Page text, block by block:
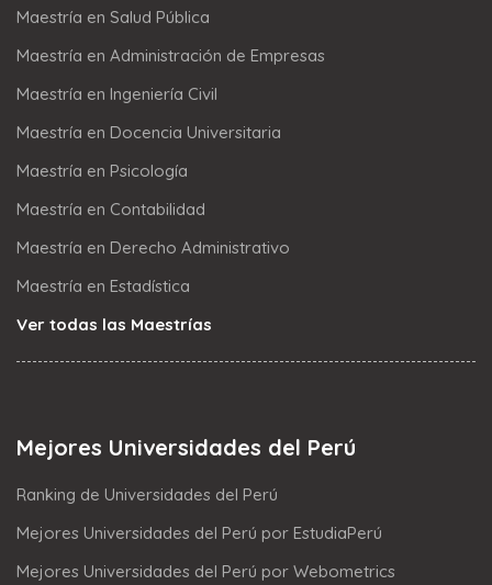
Maestría en Salud Pública
Maestría en Administración de Empresas
Maestría en Ingeniería Civil
Maestría en Docencia Universitaria
Maestría en Psicología
Maestría en Contabilidad
Maestría en Derecho Administrativo
Maestría en Estadística
Ver todas las Maestrías
Mejores Universidades del Perú
Ranking de Universidades del Perú
Mejores Universidades del Perú por EstudiaPerú
Mejores Universidades del Perú por Webometrics